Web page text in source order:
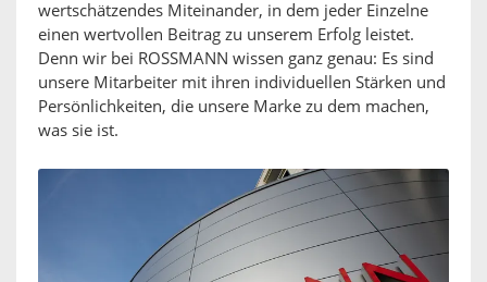
wertschätzendes Miteinander, in dem jeder Einzelne
einen wertvollen Beitrag zu unserem Erfolg leistet.
Denn wir bei ROSSMANN wissen ganz genau: Es sind
unsere Mitarbeiter mit ihren individuellen Stärken und
Persönlichkeiten, die unsere Marke zu dem machen,
was sie ist.